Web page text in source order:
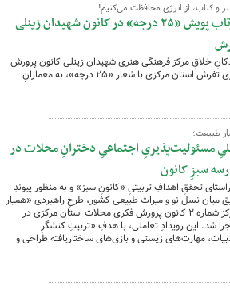
و کتاب، از انرژی محافظت می‌کنیم!
بازتاب پویش «۲۵ درجه» در کانون شهیدان زینلی
خلاقِ مرکز فرهنگی هنری شهیدان زینلی کانون پرورش
فکری تفرش استان مرکزی با شعار «۲۵ درجه»، به معمارانِ
طبیعت؛
مسئولیت‌پذیریِ اجتماعیِ دخترانِ محلات در
سبزِ کانون
تحققِ اهدافِ تربیتیِ «کانونِ سبز» و به منظور پیوندِ
میان نسل نو و میراث طبیعی کشور، طرحِ راهبردی «همیار
طبیعت» با حضور اعضای دخترِ مرکز شماره ۲ کانون پرورش فکری محلات استان مرکزی در
شد. این رویدادِ تعاملی، با هدفِ «تربیتِ کنشگرِ
مهارت‌های زیستی و بازی‌های ساختاریافته طراحی و